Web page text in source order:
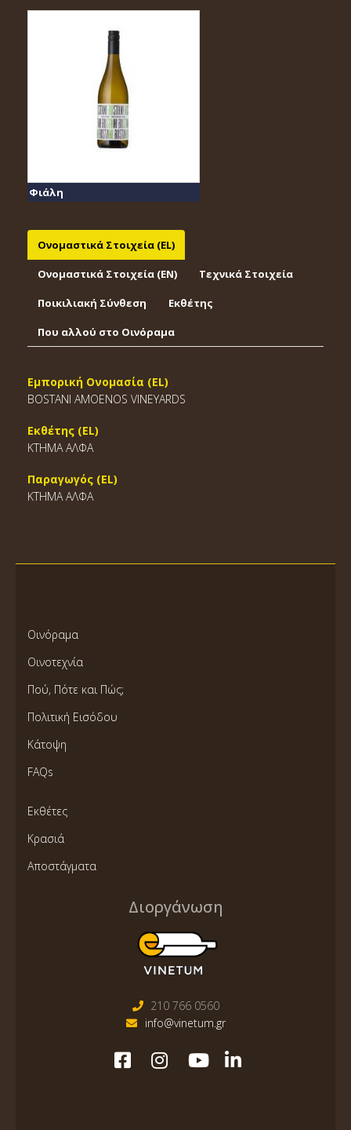
Φιάλη
Ονομαστικά Στοιχεία (EL)
Ονομαστικά Στοιχεία (EΝ) Τεχνικά Στοιχεία
Ποικιλιακή Σύνθεση Εκθέτης
Που αλλού στο Οινόραμα
Εμπορική Ονομασία (EL)
BOSTANI ΑΜΟΕΝΟS VINEYARDS
Εκθέτης (EL)
ΚΤΗΜΑ ΑΛΦΑ
Παραγωγός (EL)
ΚΤΗΜΑ ΑΛΦΑ
Οινόραμα
Οινοτεχνία
Πού, Πότε και Πώς;
Πολιτική Εισόδου
Κάτοψη
FAQs
Εκθέτες
Κρασιά
Αποστάγματα
Διοργάνωση
210 766 0560
info@vinetum.gr